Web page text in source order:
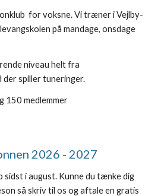
for voksne. Vi træner i Vejlby-
på mandage, onsdage
niveau helt fra
der spiller tuneringer.
150 medlemmer
2026 - 2027
i august. Kunne du tænke dig
så skriv til os og aftale en gratis